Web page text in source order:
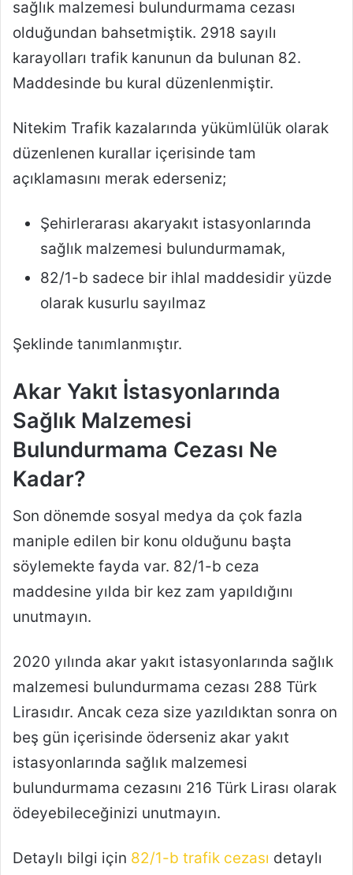
sağlık malzemesi bulundurmama cezası
olduğundan bahsetmiştik. 2918 sayılı
karayolları trafik kanunun da bulunan 82.
Maddesinde bu kural düzenlenmiştir.
Nitekim Trafik kazalarında yükümlülük olarak
düzenlenen kurallar içerisinde tam
açıklamasını merak ederseniz;
Şehirlerarası akaryakıt istasyonlarında
sağlık malzemesi bulundurmamak,
82/1-b sadece bir ihlal maddesidir yüzde
olarak kusurlu sayılmaz
Şeklinde tanımlanmıştır.
Akar Yakıt İstasyonlarında
Sağlık Malzemesi
Bulundurmama Cezası Ne
Kadar?
Son dönemde sosyal medya da çok fazla
maniple edilen bir konu olduğunu başta
söylemekte fayda var. 82/1-b ceza
maddesine yılda bir kez zam yapıldığını
unutmayın.
2020 yılında akar yakıt istasyonlarında sağlık
malzemesi bulundurmama cezası 288 Türk
Lirasıdır. Ancak ceza size yazıldıktan sonra on
beş gün içerisinde öderseniz akar yakıt
istasyonlarında sağlık malzemesi
bulundurmama cezasını 216 Türk Lirası olarak
ödeyebileceğinizi unutmayın.
Detaylı bilgi için 82/1-b trafik cezası detaylı